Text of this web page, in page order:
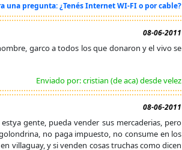
una pregunta: ¿Tenés Internet WI-FI o por cable?
08-06-2011
garco a todos los que donaron y el vivo se
Enviado por: cristian (de aca) desde velez
08-06-2011
gente, pueda vender sus mercaderias, pero
no paga impuesto, no consume en los
villaguay, y si venden cosas truchas como dicen